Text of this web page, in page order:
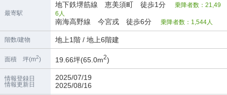
天下茶屋駅の店舗物件・貸店舗・テナント一覧
長堀橋駅の店舗物件・貸店舗・テナント一覧
最寄駅
地下鉄堺筋線 恵美須町 徒歩1分 乗降者数：21,49
6人
南海高野線 今宮戎 徒歩6分 乗降者数：1,544人
階数/建物 地上1階 / 地上6階建
面積 坪(m2) 19.66坪(65.0m2)
情報登録日
情報更新日
2025/07/19
2025/08/16